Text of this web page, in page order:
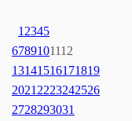
1 2345
6789101112
13141516171819
2021 2223242526
2728293031